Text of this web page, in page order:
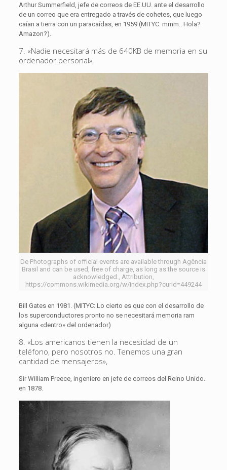
Arthur Summerfield, jefe de correos de EE.UU. ante el desarrollo
de un correo que era entregado a través de cohetes, que luego
caían a tierra con un paracaídas, en 1959 (MITYC: mmm.. Hola?
Amazon?).
7. «Nadie necesitará más de 640KB de memoria en su
ordenador personal»,
De Photographs of official events are available through Agência
Brasil and can be used, free of charge, as long as the source is
acknowledged., Attribution,
https://commons.wikimedia.org/w/index.php?curid=449244
Bill Gates en 1981. (MITYC: Lo cierto es que con el desarrollo de
los superconductores pronto no se necesitará memoria ram
alguna «dentro» del ordenador)
8. «Los americanos tienen la necesidad de un
teléfono, pero nosotros no. Tenemos una gran
cantidad de mensajeros»,
Sir William Preece, ingeniero en jefe de correos del Reino Unido.
en 1878.